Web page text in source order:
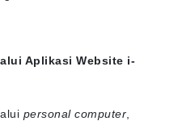
Aplikasi Website i-
personal computer